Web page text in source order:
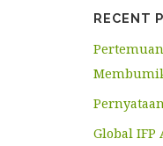
RECENT
Global IFP